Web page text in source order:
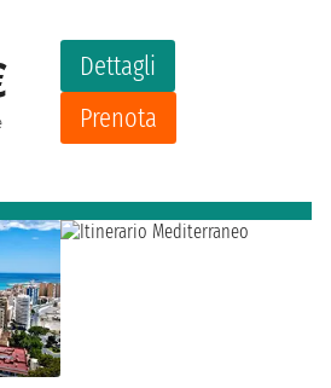
Dettagli
Prenota